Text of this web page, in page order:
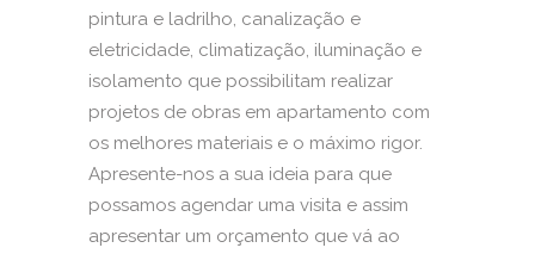
pintura e ladrilho, canalização e
eletricidade, climatização, iluminação e
isolamento que possibilitam realizar
projetos de obras em apartamento com
os melhores materiais e o máximo rigor.
Apresente-nos a sua ideia para que
possamos agendar uma visita e assim
apresentar um orçamento que vá ao